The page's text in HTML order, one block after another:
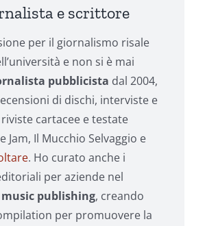
e scrittore
per il giornalismo risale
e non si è mai
pubblicista dal 2004,
di dischi, interviste e
cartacee e testate
Jam, Il Mucchio Selvaggio e
. Ho curato anche i
per aziende nel
music publishing, creando
per promuovere la